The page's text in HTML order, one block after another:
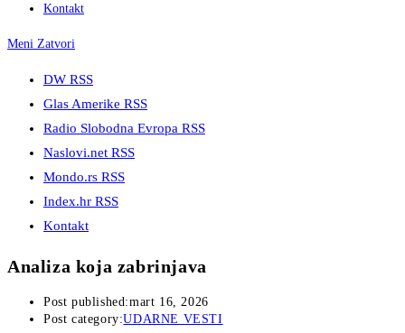
Kontakt
Meni Zatvori
DW RSS
Glas Amerike RSS
Radio Slobodna Evropa RSS
Naslovi.net RSS
Mondo.rs RSS
Index.hr RSS
Kontakt
Analiza koja zabrinjava
Post published:mart 16, 2026
Post category:UDARNE VESTI